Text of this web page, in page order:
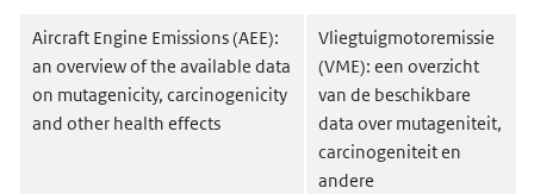
Aircraft Engine Emissions (AEE):
an overview of the available data
on mutagenicity, carcinogenicity
and other health effects
Vliegtuigmotoremissie
(VME): een overzicht
van de beschikbare
data over mutageniteit,
carcinogeniteit en
andere